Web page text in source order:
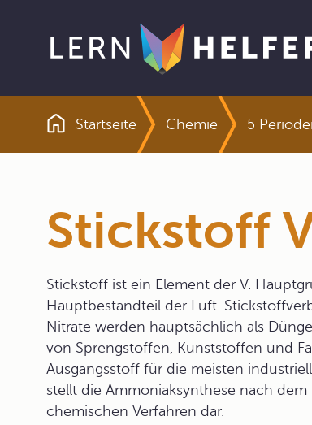
Pfadnavigation
Startseite Chemie 5
Stickstoff
Stickstoff ist ein Element der V.
Hauptbestandteil der Luft.
Nitrate werden hauptsächlich als
von Sprengstoffen, Kunststoffen und
Ausgangsstoff für die meisten
stellt die Ammoniaksynthese nach
chemischen Verfahren dar.